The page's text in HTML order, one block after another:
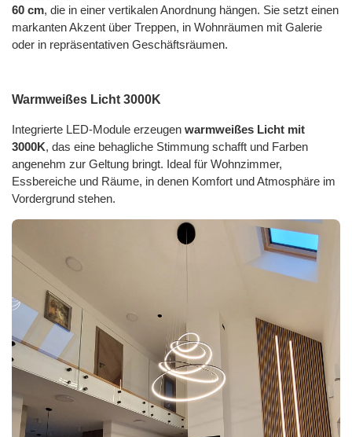
60 cm, die in einer vertikalen Anordnung hängen. Sie setzt einen
markanten Akzent über Treppen, in Wohnräumen mit Galerie
oder in repräsentativen Geschäftsräumen.
Warmweißes Licht 3000K
Integrierte LED-Module erzeugen warmweißes Licht mit
3000K, das eine behagliche Stimmung schafft und Farben
angenehm zur Geltung bringt. Ideal für Wohnzimmer,
Essbereiche und Räume, in denen Komfort und Atmosphäre im
Vordergrund stehen.